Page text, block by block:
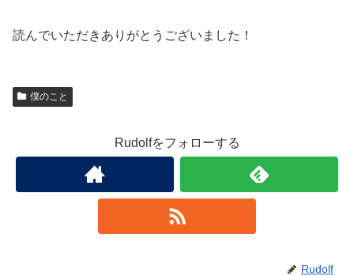
読んでいただきありがとうございました！
僕のこと
Rudolfをフォローする
Rudolf